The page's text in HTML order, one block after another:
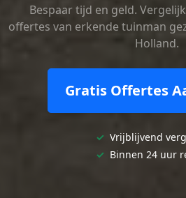
Bespaar tijd en geld.
offertes van erkende tuinman
Holland.
Gratis Offertes
✓ Vrijblijvend
✓ Binnen 24 uur